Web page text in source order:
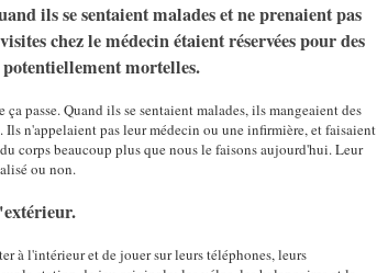
ils se sentaient malades et ne prenaient pas
chez le médecin étaient réservées pour des
potentiellement mortelles.
passe. Quand ils se sentaient malades, ils mangeaient des
Ils n'appelaient pas leur médecin ou une infirmière, et faisaient
corps beaucoup plus que nous le faisons aujourd'hui. Leur
ou non.
à l'intérieur et de jouer sur leurs téléphones, leurs